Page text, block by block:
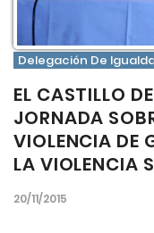
Delegación De
EL CASTILLO
JORNADA
VIOLENCIA DE
LA VIOLENCIA
20/11/2015